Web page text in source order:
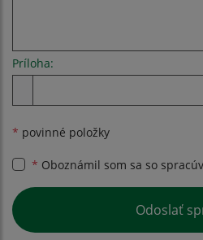
Príloha:
* povinné položky
* Oboznámil som sa so
Google reCaptcha Response
Odoslať